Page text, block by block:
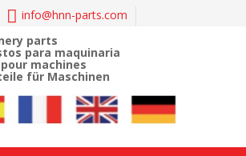
info@hnn-parts.com
parts
para maquinaria
machines
für Maschinen